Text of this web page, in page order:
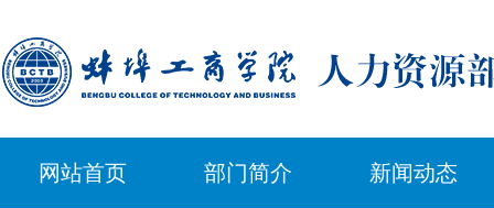
网站首页 部门简介 新闻动态